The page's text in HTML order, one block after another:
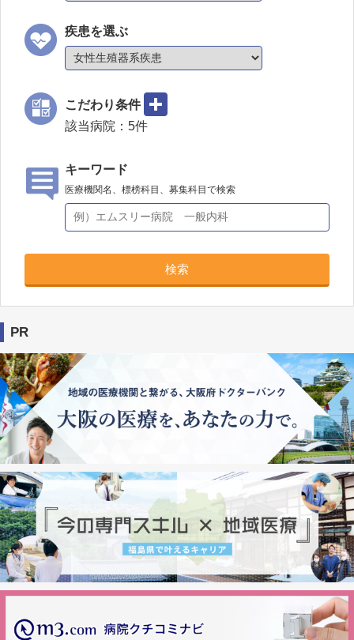
疾患を選ぶ
こだわり条件
該当病院： 5件
キーワード
医療機関名、標榜科目、募集科目で検索
検索
PR